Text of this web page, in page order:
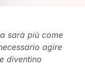
sarà più come
agire
diventino